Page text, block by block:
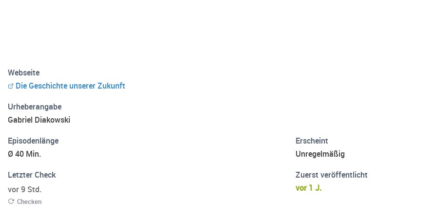
Webseite
Die Geschichte unserer Zukunft
Urheberangabe
Gabriel Diakowski
Episodenlänge
Ø 40 Min.
Erscheint
Unregelmäßig
Letzter Check
vor 9 Std.
Checken
Zuerst veröffentlicht
vor 1 J.